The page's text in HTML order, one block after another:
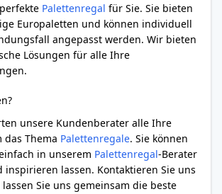
Palettenregal für Sie. Sie bieten
Europaletten und können individuell
angepasst werden. Wir bieten
Lösungen für alle Ihre
unsere Kundenberater alle Ihre
das Thema Palettenregale. Sie können
in unserem Palettenregal-Berater
lassen. Kontaktieren Sie uns
Sie uns gemeinsam die beste